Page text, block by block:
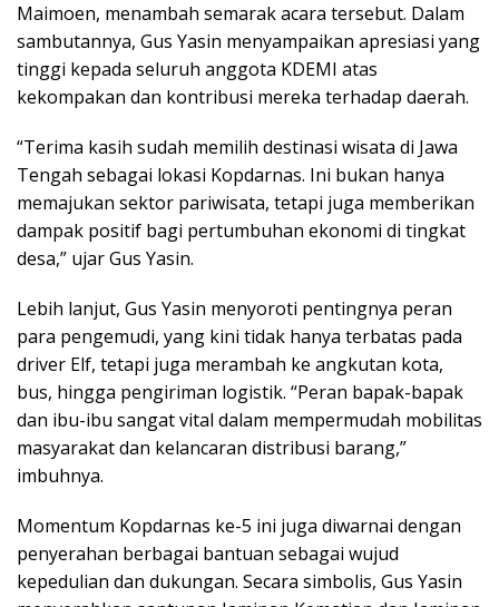
Maimoen, menambah semarak acara tersebut. Dalam
sambutannya, Gus Yasin menyampaikan apresiasi yang
tinggi kepada seluruh anggota KDEMI atas
kekompakan dan kontribusi mereka terhadap daerah.
“Terima kasih sudah memilih destinasi wisata di Jawa
Tengah sebagai lokasi Kopdarnas. Ini bukan hanya
memajukan sektor pariwisata, tetapi juga memberikan
dampak positif bagi pertumbuhan ekonomi di tingkat
desa,” ujar Gus Yasin.
Lebih lanjut, Gus Yasin menyoroti pentingnya peran
para pengemudi, yang kini tidak hanya terbatas pada
driver Elf, tetapi juga merambah ke angkutan kota,
bus, hingga pengiriman logistik. “Peran bapak-bapak
dan ibu-ibu sangat vital dalam mempermudah mobilitas
masyarakat dan kelancaran distribusi barang,”
imbuhnya.
Momentum Kopdarnas ke-5 ini juga diwarnai dengan
penyerahan berbagai bantuan sebagai wujud
kepedulian dan dukungan. Secara simbolis, Gus Yasin